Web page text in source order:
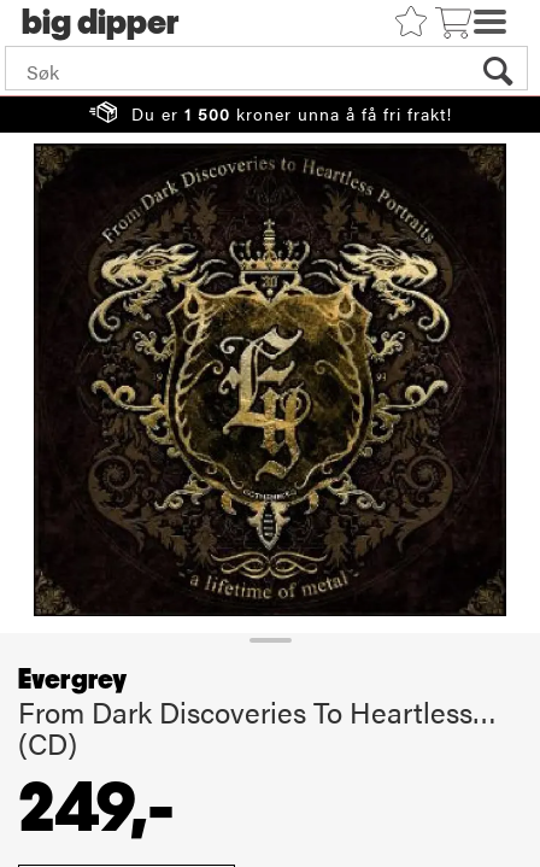
big
Du er 1 500 kroner unna å få fri frakt!
Evergrey
From Dark Discoveries To Heartless…
(CD)
249,-